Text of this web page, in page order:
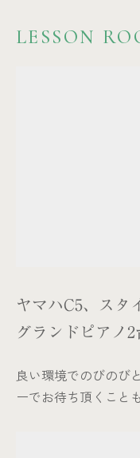
LESSON
ヤマハC5、スタ
グランドピアノ
良い環境でのびのび
ーでお待ち頂くこと